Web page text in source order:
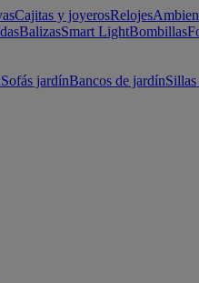
Cajitas y joyerosRelojes
BalizasSmart LightBombillas
Sofás jardínBancos de jardín